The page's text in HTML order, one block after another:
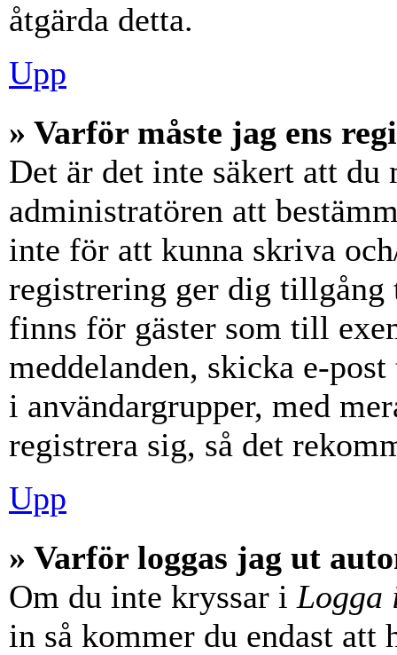
åtgärda detta.
Upp
» Varför måste jag ens
Det är det inte säkert att
administratören att
inte för att kunna skriva
registrering ger dig
finns för gäster som till
meddelanden, skicka e-
i användargrupper, med
registrera sig, så det
Upp
» Varför loggas jag ut
Om du inte kryssar i Logga
in så kommer du endast